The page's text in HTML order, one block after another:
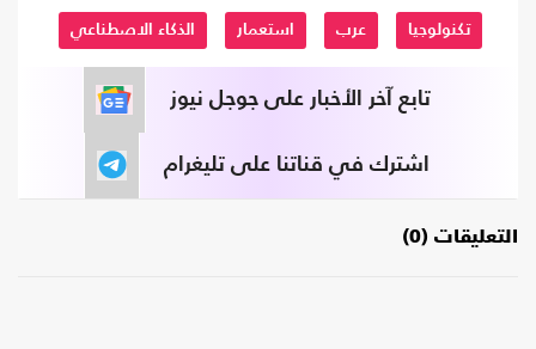
تكنولوجيا عرب استعمار الذكاء الاصطناعي
تابع آخر الأخبار على جوجل نيوز
اشترك في قناتنا على تليغرام
التعليقات (0)